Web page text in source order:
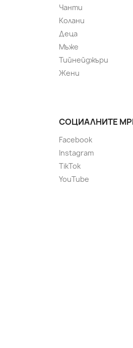
Чанти
Колани
Деца
Мъже
Тийнейджъри
Жени
СОЦИАЛНИТЕ
Facebook
Instagram
TikTok
YouTube